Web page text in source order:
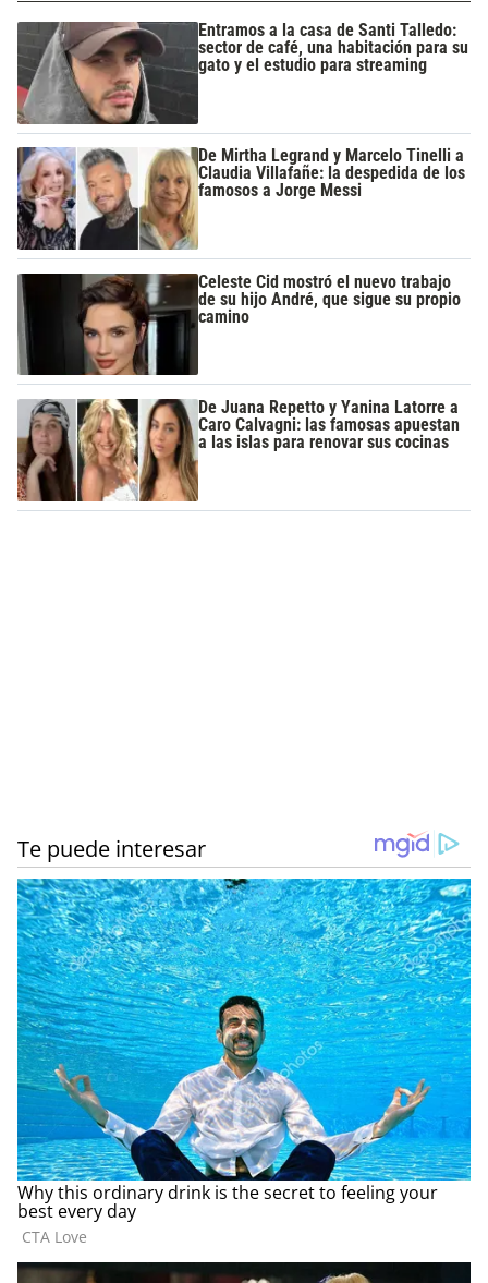
Entramos a la casa de Santi Talledo:
sector de café, una habitación para su
gato y el estudio para streaming
De Mirtha Legrand y Marcelo Tinelli a
Claudia Villafañe: la despedida de los
famosos a Jorge Messi
Celeste Cid mostró el nuevo trabajo
de su hijo André, que sigue su propio
camino
De Juana Repetto y Yanina Latorre a
Caro Calvagni: las famosas apuestan
a las islas para renovar sus cocinas